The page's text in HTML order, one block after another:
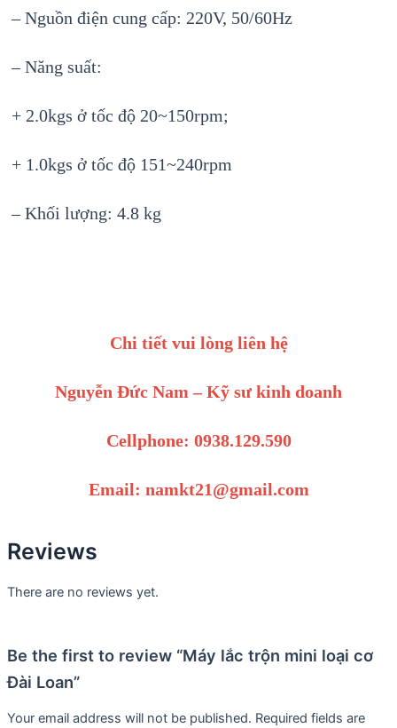
– Nguồn điện cung cấp: 220V, 50/60Hz
– Năng suất:
+ 2.0kgs ở tốc độ 20~150rpm;
+ 1.0kgs ở tốc độ 151~240rpm
– Khối lượng: 4.8 kg
Chi tiết vui lòng liên hệ
Nguyễn Đức Nam – Kỹ sư kinh doanh
Cellphone: 0938.129.590
Email: namkt21@gmail.com
Reviews
There are no reviews yet.
Be the first to review “Máy lắc trộn mini loại cơ
Đài Loan”
Your email address will not be published. Required fields are